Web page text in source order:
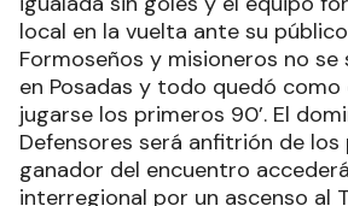
local en la vuelta ante su
Formoseños y misioneros no se
en Posadas y todo quedó
jugarse los primeros 90’. El
Defensores será anfitrión de los
ganador del encuentro
interregional por un ascenso al